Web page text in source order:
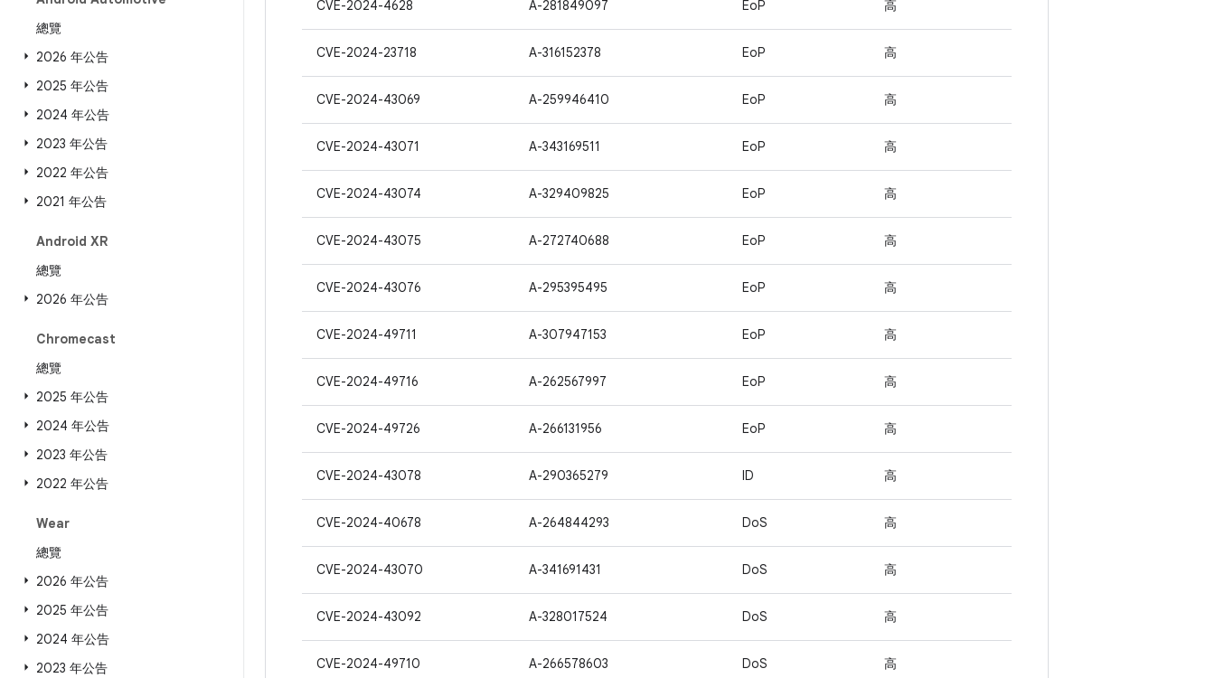
總覽
2026 年公告
2025 年公告
2024 年公告
2023 年公告
2022 年公告
2021 年公告
Android XR
總覽
2026 年公告
Chromecast
總覽
2025 年公告
2024 年公告
2023 年公告
2022 年公告
Wear
總覽
2026 年公告
2025 年公告
2024 年公告
2023 年公告
CVE-2024-4628 A-281849097 EoP 高
CVE-2024-23718 A-316152378 EoP 高
CVE-2024-43069 A-259946410 EoP 高
CVE-2024-43071 A-343169511 EoP 高
CVE-2024-43074 A-329409825 EoP 高
CVE-2024-43075 A-272740688 EoP 高
CVE-2024-43076 A-295395495 EoP 高
CVE-2024-49711 A-307947153 EoP 高
CVE-2024-49716 A-262567997 EoP 高
CVE-2024-49726 A-266131956 EoP 高
CVE-2024-43078 A-290365279 ID 高
CVE-2024-40678 A-264844293 DoS 高
CVE-2024-43070 A-341691431 DoS 高
CVE-2024-43092 A-328017524 DoS 高
CVE-2024-49710 A-266578603 DoS 高